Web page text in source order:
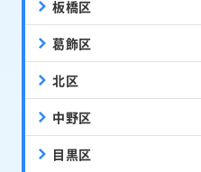
板橋区
葛飾区
北区
中野区
目黒区